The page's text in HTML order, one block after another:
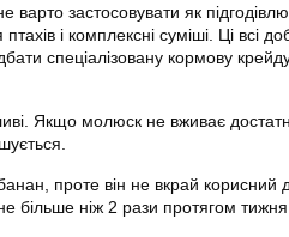
варто застосовувати як
і комплексні суміші. Ці всі
спеціалізовану кормову
Якщо молюск не вживає
проте він не вкрай корисний
більше ніж 2 рази протягом тижня.